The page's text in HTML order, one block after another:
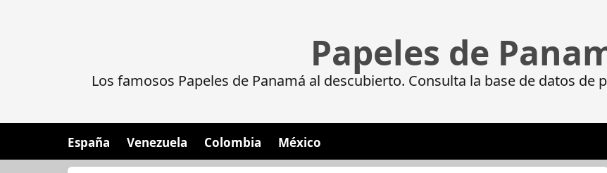
Papeles de
Los famosos Papeles de Panamá al descubierto. Consulta la base de datos
España Venezuela Colombia México